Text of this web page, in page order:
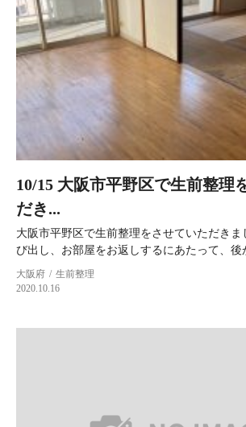
10/15 大阪市平野区で生前整理
だき...
大阪市平野区で生前整理をさせていただきま
び出し、お部屋をお返しするにあたって、後
大阪府
生前整理
2020.10.16